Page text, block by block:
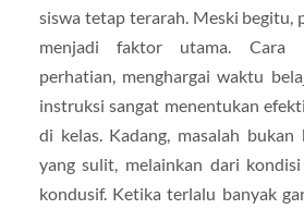
siswa tetap terarah. Meski begitu,
menjadi faktor utama. Cara
perhatian, menghargai waktu
instruksi sangat menentukan
di kelas. Kadang, masalah
yang sulit, melainkan dari
kondusif. Ketika terlalu banyak